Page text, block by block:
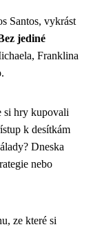
Santos, vykrást
jediné
Franklina
si hry kupovali
k desítkám
Dneska
nebo
ze které si